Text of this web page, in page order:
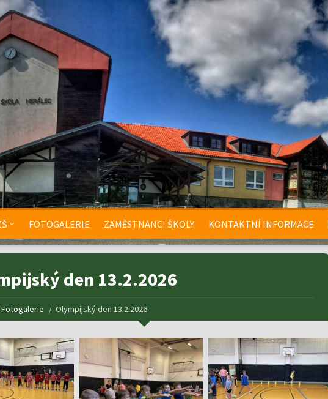
FOTOGALERIE ZAMĚSTNANCI ŠKOLY KONTAKTNÍ INFORMACE
den 13.2.2026
Fotogalerie Olympijský den 13.2.2026